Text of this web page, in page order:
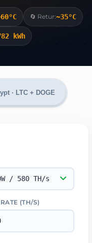
🔄 Retur:~35°C
kWh
· LTC + DOGE
(TH/S)